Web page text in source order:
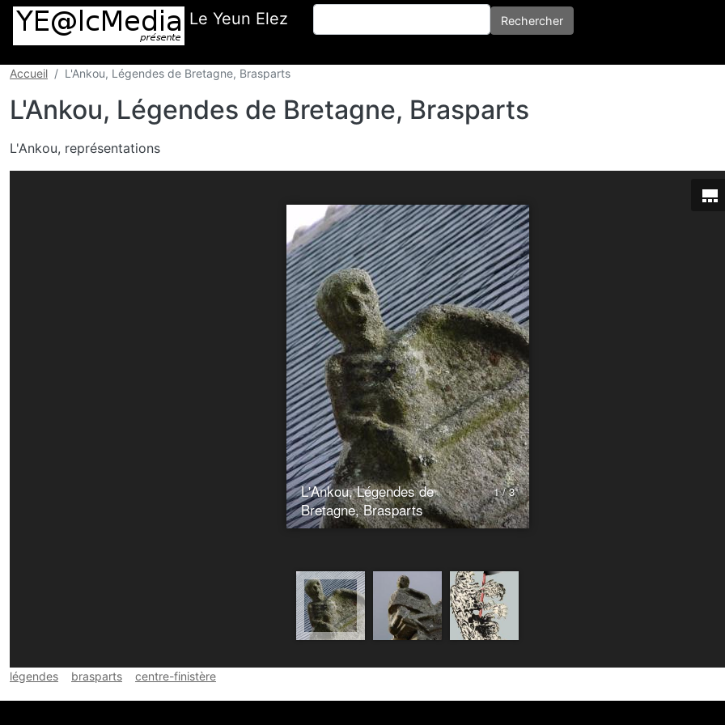
Aller au contenu principal Le Yeun Elez Rechercher
Accueil L'Ankou, Légendes de Bretagne, Brasparts
L'Ankou, Légendes de Bretagne, Brasparts
Body
L'Ankou, représentations
1 / 3
L'Ankou, Légendes de
Bretagne, Brasparts
légendes brasparts centre-finistère